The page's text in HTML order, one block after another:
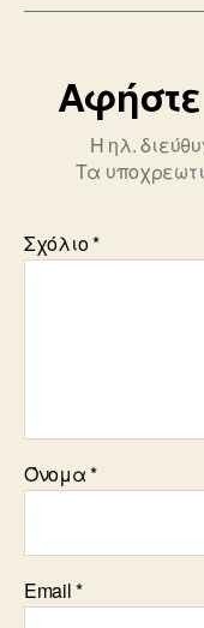
Η ηλ.
Τα
Σχόλιο*
Όνομα*
Email*